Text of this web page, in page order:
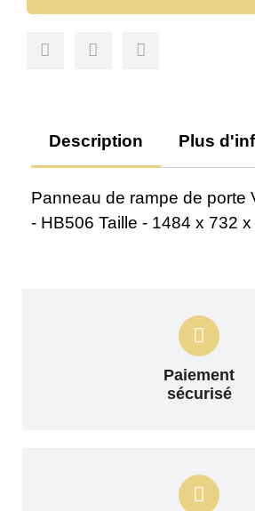
Description Plus
Panneau de rampe de porte
- HB506 Taille - 1484 x 732
Paiement
sécurisé